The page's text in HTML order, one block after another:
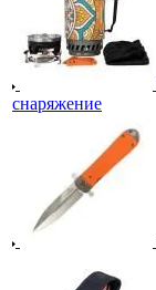
снаряжение